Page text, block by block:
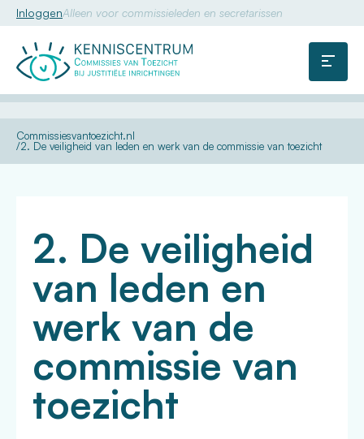
Commissie
Menu
InloggenAlleen voor commissieleden en secretarissen
U
bent
Commissiesvantoezicht.nl
Landelijke
themadag
2022:
zonder
uitzicht
Workshops
2. De veiligheid van leden en werk van de commissie van toezicht
2. De veiligheid
van leden en
werk van de
commissie van
toezicht